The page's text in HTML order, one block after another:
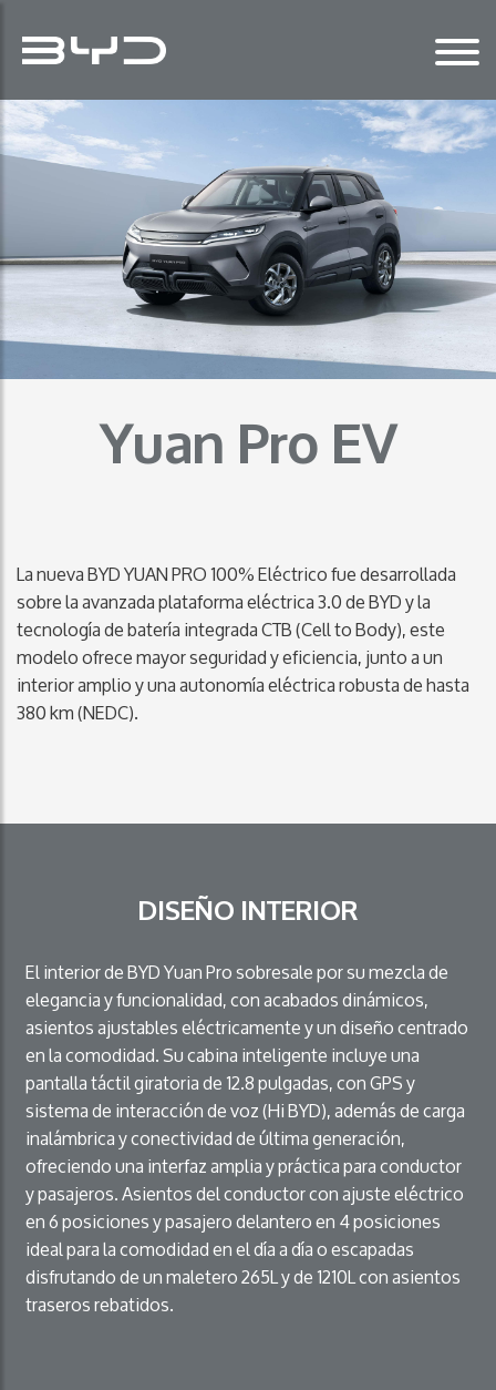
Yuan Pro EV
La nueva BYD YUAN PRO 100% Eléctrico fue desarrollada
sobre la avanzada plataforma eléctrica 3.0 de BYD y la
tecnología de batería integrada CTB (Cell to Body), este
modelo ofrece mayor seguridad y eficiencia, junto a un
interior amplio y una autonomía eléctrica robusta de hasta
380 km (NEDC).
DISEÑO INTERIOR
El interior de BYD Yuan Pro sobresale por su mezcla de
elegancia y funcionalidad, con acabados dinámicos,
asientos ajustables eléctricamente y un diseño centrado
en la comodidad. Su cabina inteligente incluye una
pantalla táctil giratoria de 12.8 pulgadas, con GPS y
sistema de interacción de voz (Hi BYD), además de carga
inalámbrica y conectividad de última generación,
ofreciendo una interfaz amplia y práctica para conductor
y pasajeros. Asientos del conductor con ajuste eléctrico
en 6 posiciones y pasajero delantero en 4 posiciones
ideal para la comodidad en el día a día o escapadas
disfrutando de un maletero 265L y de 1210L con asientos
traseros rebatidos.